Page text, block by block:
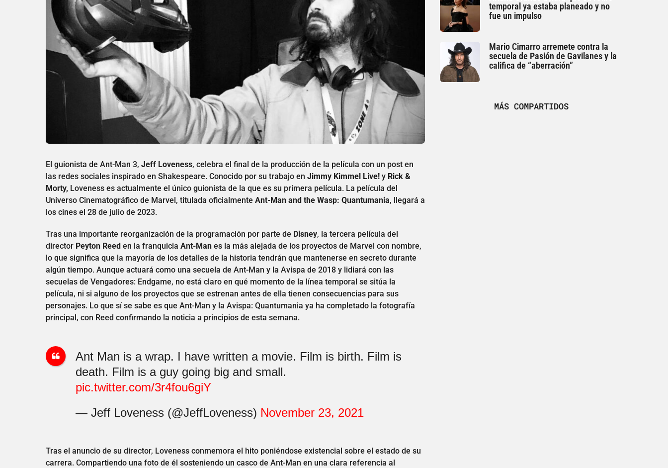
El guionista de Ant-Man 3, Jeff Loveness, celebra el final de la producción de la película con un post en
las redes sociales inspirado en Shakespeare. Conocido por su trabajo en Jimmy Kimmel Live! y Rick &
Morty, Loveness es actualmente el único guionista de la que es su primera película. La película del
Universo Cinematográfico de Marvel, titulada oficialmente Ant-Man and the Wasp: Quantumania, llegará a
los cines el 28 de julio de 2023.
Tras una importante reorganización de la programación por parte de Disney, la tercera película del
director Peyton Reed en la franquicia Ant-Man es la más alejada de los proyectos de Marvel con nombre,
lo que significa que la mayoría de los detalles de la historia tendrán que mantenerse en secreto durante
algún tiempo. Aunque actuará como una secuela de Ant-Man y la Avispa de 2018 y lidiará con las
secuelas de Vengadores: Endgame, no está claro en qué momento de la línea temporal se sitúa la
película, ni si alguno de los proyectos que se estrenan antes de ella tienen consecuencias para sus
personajes. Lo que sí se sabe es que Ant-Man y la Avispa: Quantumania ya ha completado la fotografía
principal, con Reed confirmando la noticia a principios de esta semana.
Ant Man is a wrap. I have written a movie. Film is birth. Film is
death. Film is a guy going big and small.
pic.twitter.com/3r4fou6giY
— Jeff Loveness (@JeffLoveness) November 23, 2021
Tras el anuncio de su director, Loveness conmemora el hito poniéndose existencial sobre el estado de su
carrera. Compartiendo una foto de él sosteniendo un casco de Ant-Man en una clara referencia al
temporal ya estaba planeado y no
fue un impulso
Mario Cimarro arremete contra la
secuela de Pasión de Gavilanes y la
califica de “aberración”
MÁS COMPARTIDOS